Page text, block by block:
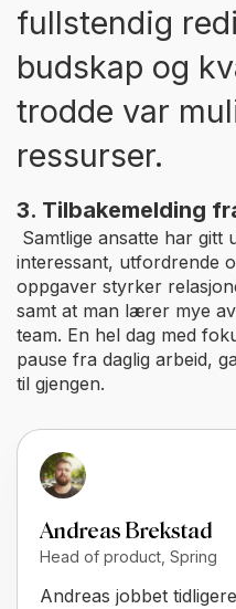
fullstendig
budskap og
trodde var
ressurser.
3. Tilbakemelding
Samtlige ansatte har
interessant, utfordrende
oppgaver styrker
samt at man lærer mye
team. En hel dag med
pause fra daglig arbeid,
til gjengen.
Andreas Brekstad
Head of product, Spring
Andreas jobbet